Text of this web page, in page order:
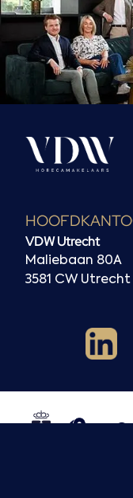
VDW Utrecht
Maliebaan 80A
3581 CW Utrecht
NVM